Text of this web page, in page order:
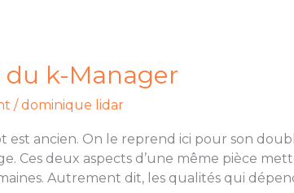
du k-Manager
/dominique lidar
est ancien. On le reprend ici pour son
Ces deux aspects d’une même pièce
Autrement dit, les qualités qui